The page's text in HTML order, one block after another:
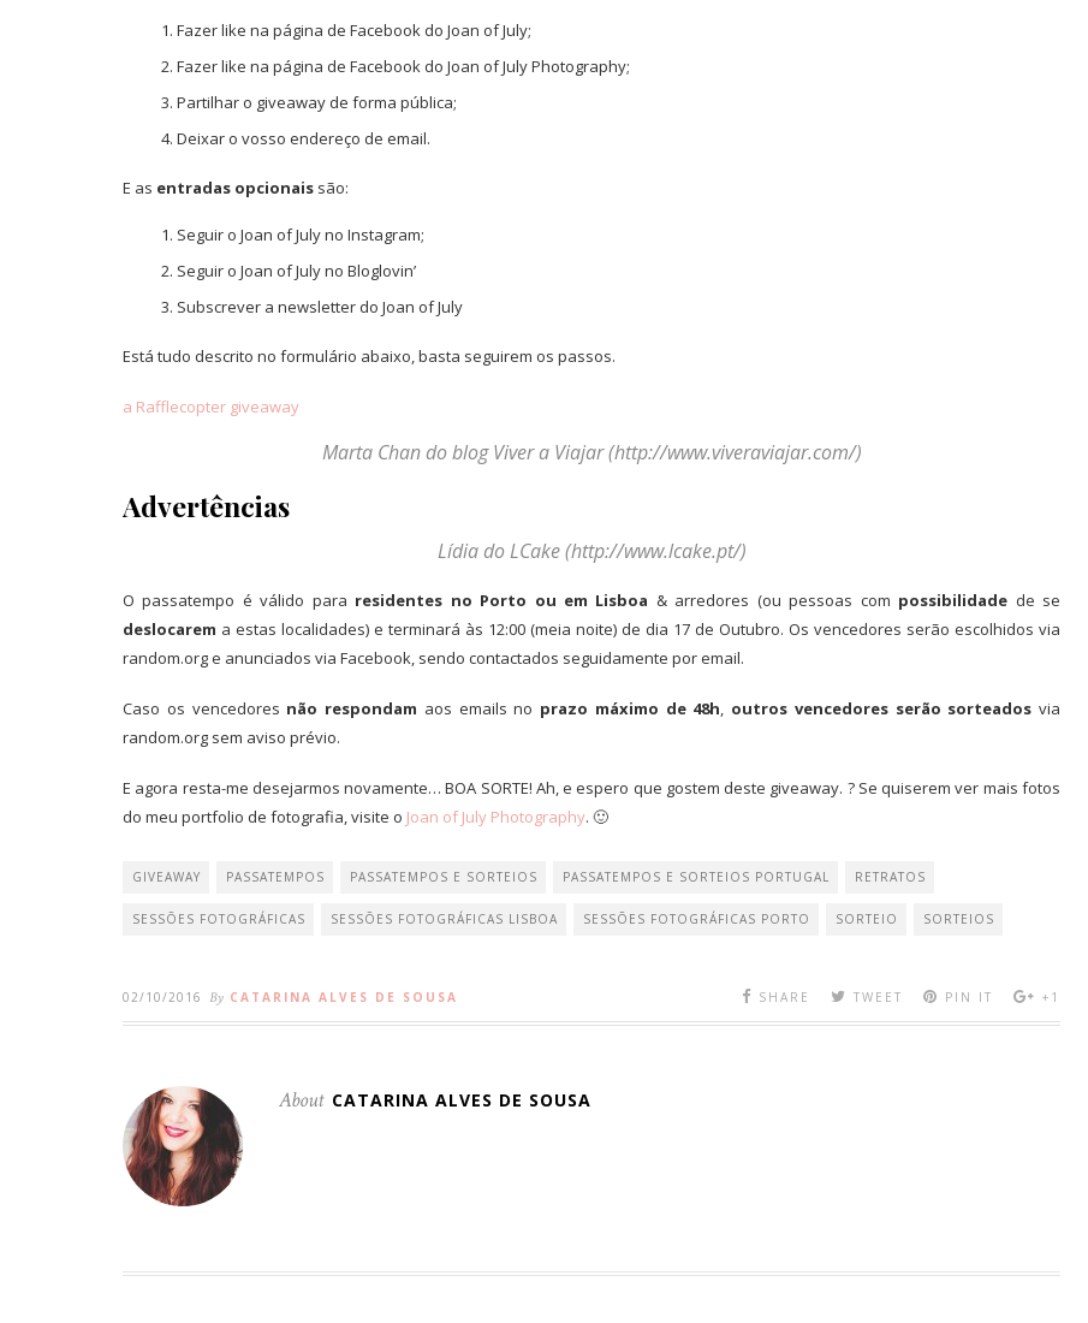
Fazer like na página de Facebook do Joan of July;
Fazer like na página de Facebook do Joan of July Photography;
Partilhar o giveaway de forma pública;
Deixar o vosso endereço de email.
E as entradas opcionais são:
Seguir o Joan of July no Instagram;
Seguir o Joan of July no Bloglovin’
Subscrever a newsletter do Joan of July
Está tudo descrito no formulário abaixo, basta seguirem os passos.
a Rafflecopter giveaway
Marta Chan do blog Viver a Viajar (http://www.viveraviajar.com/)
Advertências
Lídia do LCake (http://www.lcake.pt/)
O passatempo é válido para residentes no Porto ou em Lisboa & arredores (ou pessoas com possibilidade de se
deslocarem a estas localidades) e terminará às 12:00 (meia noite) de dia 17 de Outubro. Os vencedores serão escolhidos via
random.org e anunciados via Facebook, sendo contactados seguidamente por email.
Caso os vencedores não respondam aos emails no prazo máximo de 48h, outros vencedores serão sorteados via
random.org sem aviso prévio.
E agora resta-me desejarmos novamente… BOA SORTE! Ah, e espero que gostem deste giveaway. ? Se quiserem ver mais fotos
do meu portfolio de fotografia, visite o Joan of July Photography. 🙂
GIVEAWAY PASSATEMPOS PASSATEMPOS E SORTEIOS PASSATEMPOS E SORTEIOS PORTUGAL RETRATOS
SESSÕES FOTOGRÁFICAS SESSÕES FOTOGRÁFICAS LISBOA SESSÕES FOTOGRÁFICAS PORTO SORTEIO SORTEIOS
02/10/2016 By CATARINA ALVES DE SOUSA SHARE TWEET PIN IT +1
About CATARINA ALVES DE SOUSA